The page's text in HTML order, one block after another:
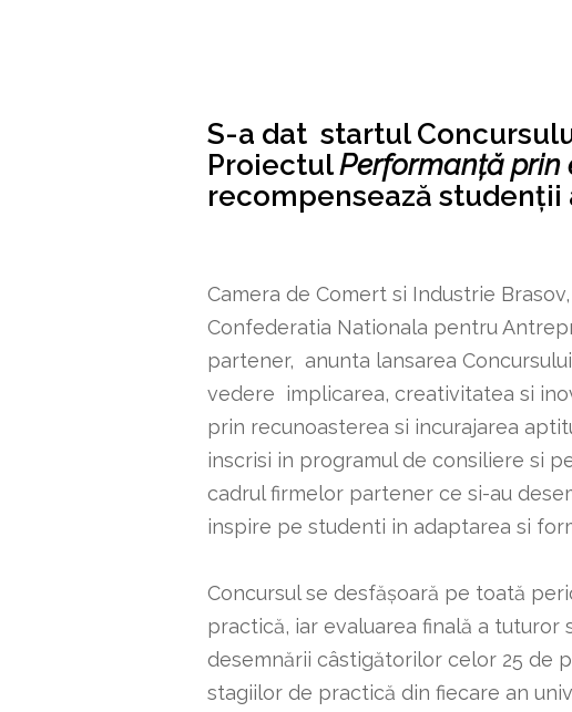
S-a dat startul
ProiectulPerformanță
recompensează studenții
Camera de Comert si Industrie
Confederatia Nationala pentru
partener, anunta lansarea
vedere implicarea, creativitatea si
prin recunoasterea si incurajarea
inscrisi in programul de consiliere si
cadrul firmelor partener ce si-au
inspire pe studenti in adaptarea si
Concursul se desfășoară pe toată
practică, iar evaluarea finală a
desemnării câstigătorilor celor 25 de
stagiilor de practică din fiecare an